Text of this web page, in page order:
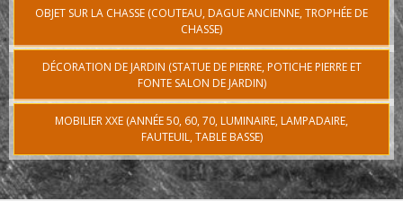
OBJET SUR LA CHASSE (COUTEAU, DAGUE ANCIENNE, TROPHÉE DE
CHASSE)
DÉCORATION DE JARDIN (STATUE DE PIERRE, POTICHE PIERRE ET
FONTE SALON DE JARDIN)
MOBILIER XXE (ANNÉE 50, 60, 70, LUMINAIRE, LAMPADAIRE,
FAUTEUIL, TABLE BASSE)